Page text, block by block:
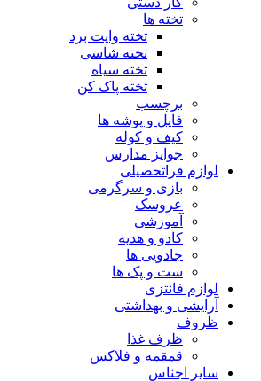
تخته ها
تخته وایت برد
تخته شاسی
تخته سیاه
تخته پاک کن
برچسب
فایل و پوشه ها
کیف و کوله
جوایز مدارس
لوازم فراتحصیلی
بازی و سرگرمی
عروسک
آموزشی
کادو و هدیه
جادویی ها
ست و پک ها
لوازم فانتزی
آرایشی و بهداشتی
ظروف
ظرف غذا
قمقمه و فلاکس
سایر اجناس